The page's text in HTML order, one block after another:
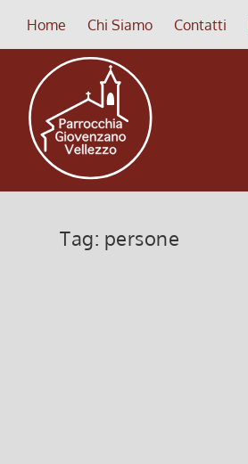
Home Chi Siamo Contatti
Tag: persone